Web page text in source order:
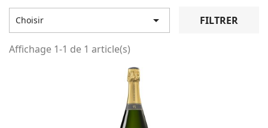
Choisir  FILTRER
Affichage 1-1 de 1 article(s)